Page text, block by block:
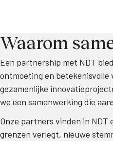
Waarom
Een partnership met NDT
ontmoeting en
gezamenlijke
we een samenwerking die
Onze partners vinden in NDT
grenzen verlegt, nieuwe